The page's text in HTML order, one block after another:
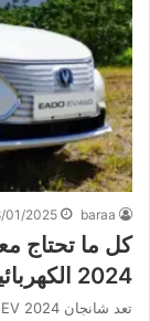
baraa
01/2025
2024 الكهربائية